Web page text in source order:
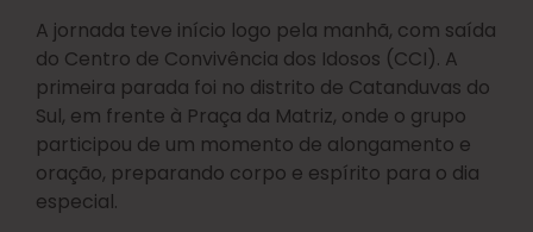
A jornada teve início logo pela manhã, com saída
do Centro de Convivência dos Idosos (CCI). A
primeira parada foi no distrito de Catanduvas do
Sul, em frente à Praça da Matriz, onde o grupo
participou de um momento de alongamento e
oração, preparando corpo e espírito para o dia
especial.